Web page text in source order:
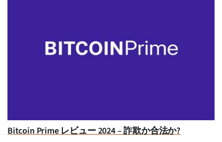
Bitcoin Prime レビュー 2024 – 詐欺か合法か?